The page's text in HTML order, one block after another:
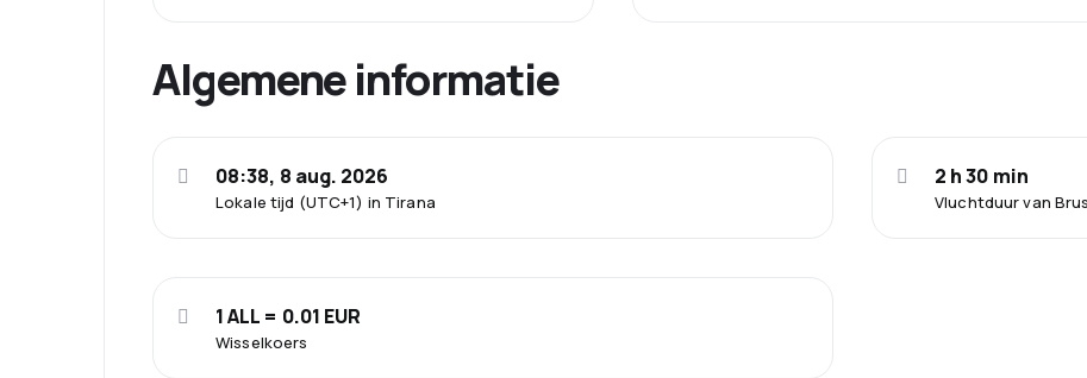
Algemene informatie
Lokale tijd (UTC+1) in Tirana
08:38, 8 aug. 2026
Vluchtduur van
2 h 30 min
Wisselkoers
1 ALL = 0.01 EUR